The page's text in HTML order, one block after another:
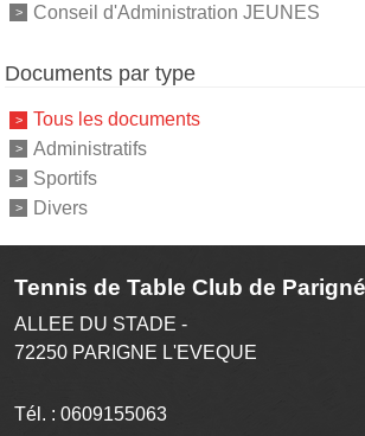
Conseil d'Administration JEUNES
Documents par type
Tous les documents
Administratifs
Sportifs
Divers
Tennis de Table Club de
ALLEE DU STADE -
72250 PARIGNE L'EVEQUE
Tél. : 0609155063